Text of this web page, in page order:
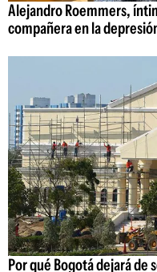
Alejandro Roemmers,
compañera en la
Por qué Bogotá dejará de